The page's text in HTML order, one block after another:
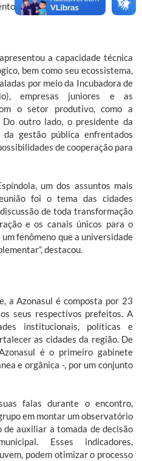
a capacidade técnica
bem como seu ecossistema,
por meio da Incubadora de
empresas juniores e as
o setor produtivo, como a
Do outro lado, o presidente da
gestão pública enfrentados
de cooperação para
um dos assuntos mais
foi o tema das cidades
de toda transformação
e os canais únicos para o
fenômeno que a universidade
destacou.
a Azonasul é composta por 23
seus respectivos prefeitos. A
institucionais, políticas e
as cidades da região. De
é o primeiro gabinete
e orgânica -, por um conjunto
falas durante o encontro,
em montar um observatório
auxiliar a tomada de decisão
Esses indicadores,
podem otimizar o processo